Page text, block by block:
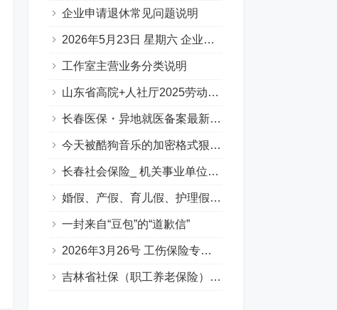
企业申请退休常见问题说明
2026年5月23日 星期六 企业职工基本养老保险专场问答汇总
工作室主营业务分类说明
山东省高院+人社厅2025劳动人事争议十大典型案例
长春医保・异地就医备案最新要点
今天被酷狗音乐的加密格式狠狠上了一课…
长春社会保险_ 机关事业单位养老保险（含职业年金）（Q&A版）
婚假、产假、育儿假、护理假（吉林省地方政策）
一封来自“豆包”的“道歉信”
2026年3月26号 工伤保险专场答疑（Q&A版）
吉林省社保（职工养老保险）补缴政策全解